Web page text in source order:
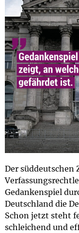
Der süddeutschen
Gedankenspiel
Deutschland die
Schon jetzt steht
schleichend und